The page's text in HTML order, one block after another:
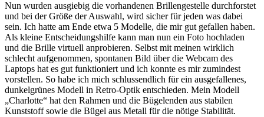
Nun wurden ausgiebig die vorhandenen Brillengestelle durchforstet
und bei der Größe der Auswahl, wird sicher für jeden was dabei
sein. Ich hatte am Ende etwa 5 Modelle, die mir gut gefallen haben.
Als kleine Entscheidungshilfe kann man nun ein Foto hochladen
und die Brille virtuell anprobieren. Selbst mit meinen wirklich
schlecht aufgenommen, spontanen Bild über die Webcam des
Laptops hat es gut funktioniert und ich konnte es mir zumindest
vorstellen. So habe ich mich schlussendlich für ein ausgefallenes,
dunkelgrünes Modell in Retro-Optik entschieden. Mein Modell
„Charlotte“ hat den Rahmen und die Bügelenden aus stabilen
Kunststoff sowie die Bügel aus Metall für die nötige Stabilität.